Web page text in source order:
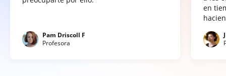
Pam Driscoll F
Profesora
en